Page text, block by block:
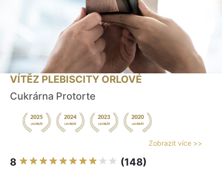
VÍTĚZ PLEBISCITY ORLOVÉ
Cukrárna Protorte
Zobrazit více >>
8 (148)